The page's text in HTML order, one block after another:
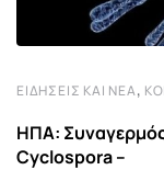
ΕΙΔΉΣΕΙΣ ΚΑΙ ΝΈΑ,
ΗΠΑ:
Cyclospora –